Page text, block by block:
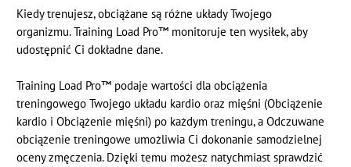
Kiedy trenujesz, obciążane są różne układy Twojego
organizmu. Training Load Pro™ monitoruje ten wysiłek, aby
udostępnić Ci dokładne dane.
Training Load Pro™ podaje wartości dla obciążenia
treningowego Twojego układu kardio oraz mięśni (Obciążenie
kardio i Obciążenie mięśni) po każdym treningu, a Odczuwane
obciążenie treningowe umożliwia Ci dokonanie samodzielnej
oceny zmęczenia. Dzięki temu możesz natychmiast sprawdzić